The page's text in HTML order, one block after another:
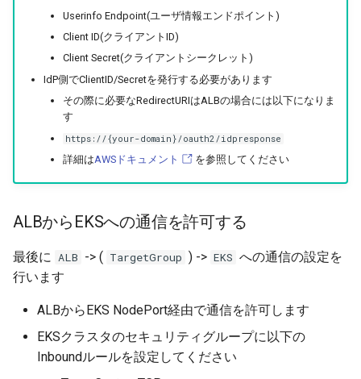
Userinfo Endpoint(ユーザ情報エンドポイント)
Client ID(クライアントID)
Client Secret(クライアントシークレット)
IdP側でClientID/Secretを発行する必要があります
その際に必要なRedirectURIはALBの場合には以下になりま
す
https://{your-domain}/oauth2/idpresponse
詳細はAWSドキュメント を参照してください
ALBからEKSへの通信を許可する
最後に ALB -> ( TargetGroup ) -> EKS への通信の設定を
行います
ALBからEKS NodePort経由で通信を許可します
EKSクラスタのセキュリティグループに以下の
Inboundルールを設定してください